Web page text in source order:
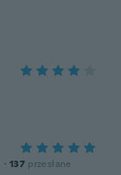
· 137 przesłane